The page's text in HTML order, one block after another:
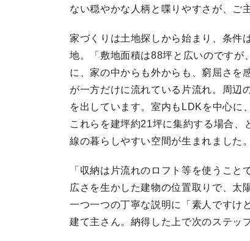
ない穏やかな人柄と喋りやすさが、ご
家づくりは土地探しから始まり、条件
地。「敷地面積は88坪と広いのですが
に、家の中からも外からも、窮屈さを
が一方だけに流れている片流れ。周辺
を出しています。室内もLDKを中心に
これらを建坪約21坪に集約する場合
線の暮らしやすい空間が生まれました。
「収納は片流れのロフト等を使うこ
広さを生かした建物の位置取りで、太
一つ一つの丁寧な説明に「素人ですけ
建て主さん。納得した上で次のステッ